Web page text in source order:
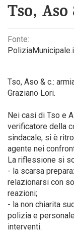
Tso,
Fonte:
Tso, Aso & c.:
Graziano Lori.
Nei casi di Tso e
verificatore della
sindacale, si è
agente nei
La riflessione si
- la scarsa
relazionarsi con
reazioni;
- la non chiarita
polizia e
interventi.